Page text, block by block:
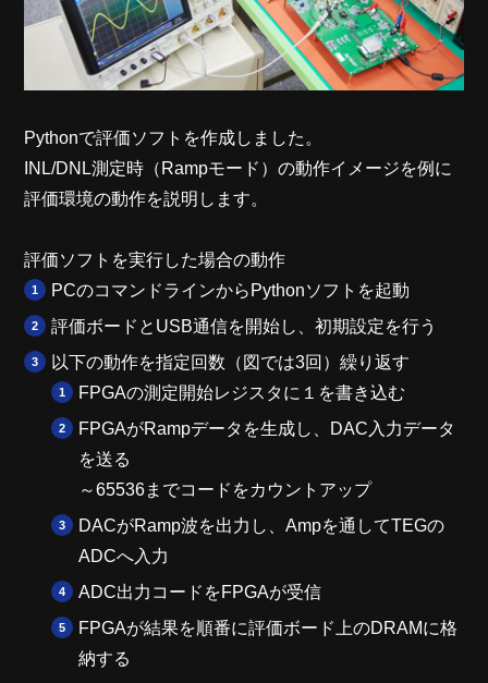
Pythonで評価ソフトを作成しました。
INL/DNL測定時（Rampモード）の動作イメージを例に
評価環境の動作を説明します。
評価ソフトを実行した場合の動作
PCのコマンドラインからPythonソフトを起動
評価ボードとUSB通信を開始し、初期設定を行う
以下の動作を指定回数（図では3回）繰り返す
FPGAの測定開始レジスタに１を書き込む
FPGAがRampデータを生成し、DAC入力データ
を送る
～65536までコードをカウントアップ
DACがRamp波を出力し、Ampを通してTEGの
ADCへ入力
ADC出力コードをFPGAが受信
FPGAが結果を順番に評価ボード上のDRAMに格
納する